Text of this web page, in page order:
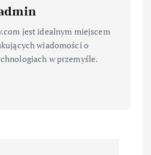
jest idealnym miejscem
wiadomości o
w przemyśle.